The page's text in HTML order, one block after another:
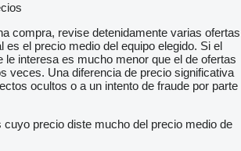
compra, revise detenidamente varias ofertas
es el precio medio del equipo elegido. Si el
le interesa es mucho menor que el de ofertas
veces. Una diferencia de precio significativa
ocultos o a un intento de fraude por parte
precio diste mucho del precio medio de